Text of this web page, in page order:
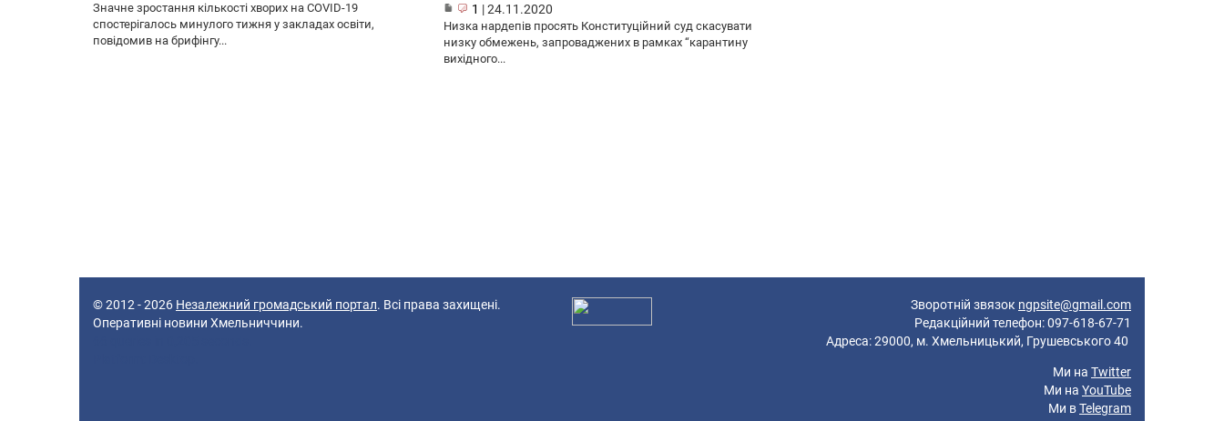
Значне зростання кількості хворих на COVID-19
спостерігалось минулого тижня у закладах освіти,
повідомив на брифінгу...
1 |24.11.2020
Низка нардепів просять Конституційний суд скасувати
низку обмежень, запроваджених в рамках “карантину
вихідного...
© 2012 - 2026 Незалежний громадський портал. Всі права захищені.
Оперативні новини Хмельниччини.
Зворотній звязок ngpsite@gmail.com
Редакційний телефон: 097-618-67-71
Адреса: 29000, м. Хмельницький, Грушевського 40
Ми на Twitter
Ми на YouTube
Ми вTelegram